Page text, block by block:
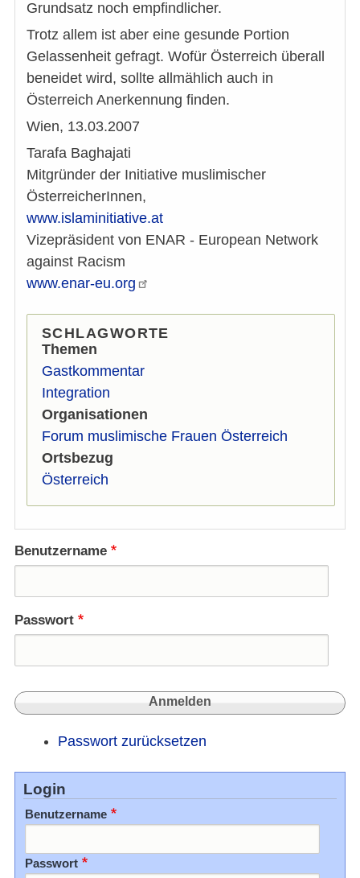
Grundsatz noch empfindlicher.
Trotz allem ist aber eine gesunde Portion
Gelassenheit gefragt. Wofür Österreich überall
beneidet wird, sollte allmählich auch in
Österreich Anerkennung finden.
Wien, 13.03.2007
Tarafa Baghajati
Mitgründer der Initiative muslimischer
ÖsterreicherInnen,
www.islaminitiative.at
Vizepräsident von ENAR - European Network
against Racism
www.enar-eu.org
SCHLAGWORTE
Themen
Gastkommentar
Integration
Organisationen
Forum muslimische Frauen Österreich
Ortsbezug
Österreich
Benutzername
Passwort
Passwort zurücksetzen
Login
Benutzername
Passwort